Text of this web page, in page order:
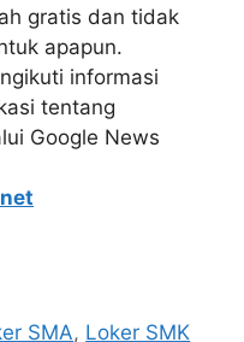
gratis dan tidak
apapun.
informasi
tentang
Google News
SMA, Loker SMK